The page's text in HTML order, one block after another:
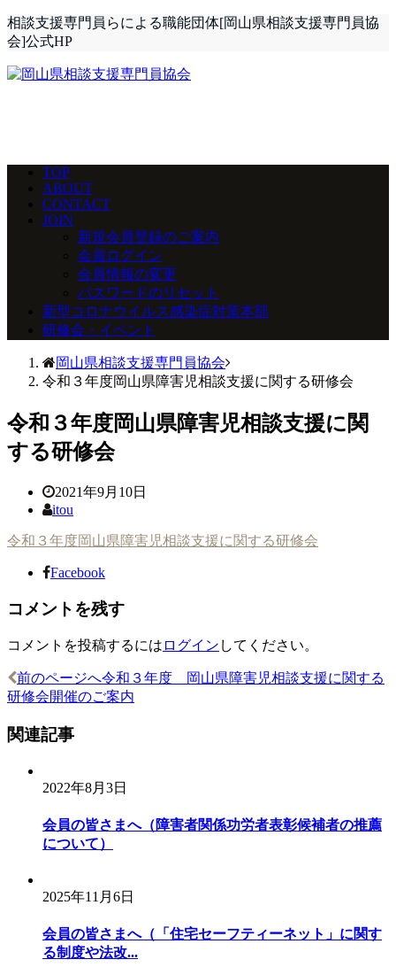
相談支援専門員らによる職能団体[岡山県相談支援専門員協
会]公式HP
TOP
ABOUT
CONTACT
JOIN
新規会員登録のご案内
会員ログイン
会員情報の変更
パスワードのリセット
新型コロナウイルス感染症対策本部
研修会・イベント
岡山県相談支援専門員協会
令和３年度岡山県障害児相談支援に関する研修会
令和３年度岡山県障害児相談支援に関
する研修会
2021年9月10日
itou
令和３年度岡山県障害児相談支援に関する研修会
Facebook
コメントを残す
コメントを投稿するには ログイン してください。
投
稿
ナ
前のページへ令和３年度 岡山県障害児相談支援に関する
研修会開催のご案内
関連記事
2022年8月3日
会員の皆さまへ（障害者関係功労者表彰候補者の推薦
について）
2025年11月6日
会員の皆さまへ（「住宅セーフティーネット」に関す
る制度や法改...